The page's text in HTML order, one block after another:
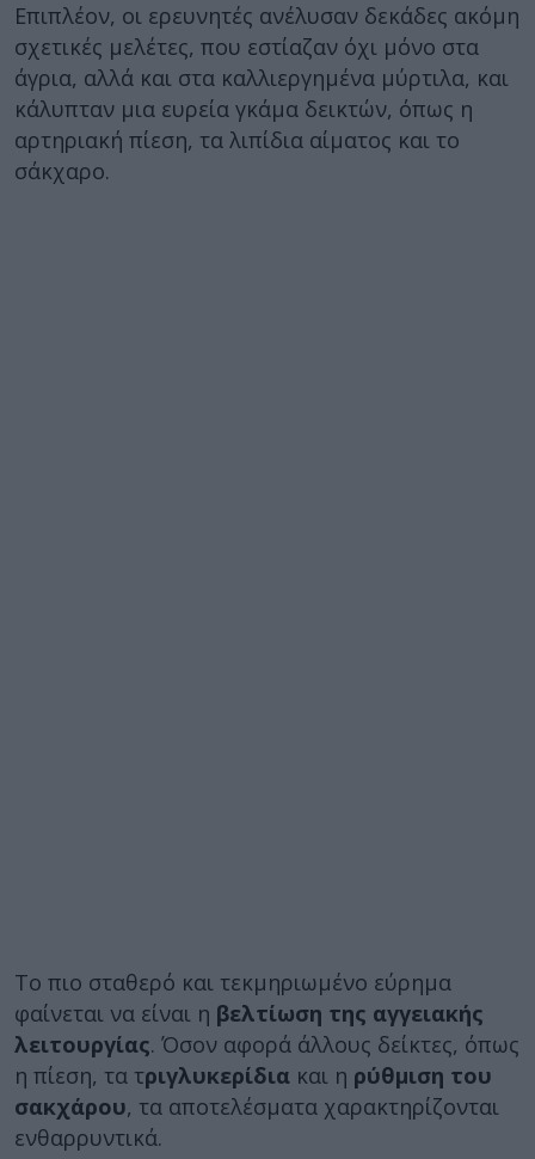
Επιπλέον, οι ερευνητές ανέλυσαν δεκάδες ακόμη
σχετικές μελέτες, που εστίαζαν όχι μόνο στα
άγρια, αλλά και στα καλλιεργημένα μύρτιλα, και
κάλυπταν μια ευρεία γκάμα δεικτών, όπως η
αρτηριακή πίεση, τα λιπίδια αίματος και το
σάκχαρο.
Το πιο σταθερό και τεκμηριωμένο εύρημα
φαίνεται να είναι η βελτίωση της αγγειακής
λειτουργίας. Όσον αφορά άλλους δείκτες, όπως
η πίεση, τα τριγλυκερίδια και η ρύθμιση του
σακχάρου, τα αποτελέσματα χαρακτηρίζονται
ενθαρρυντικά.